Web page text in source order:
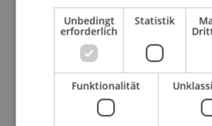
S.D. Prinz Max von und zu
LGT Group
Markus Hengstschläger,
Sachbuchautor
Urs Rüegsegger, CEO SIX
Urs Roth-Cuony,
Finanzmarktaufsicht (FMA)
Unbedingt
erforderlich
Statistik
Funktionalität